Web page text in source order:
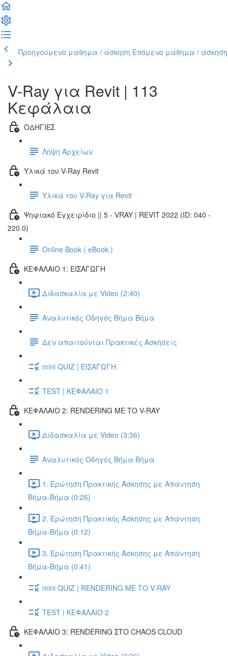
Προηγούμενο μάθημα / άσκηση Επόμενο μάθημα / άσκηση
V-Ray για Revit | 113
Κεφάλαια
ΟΔΗΓΙΕΣ
Λήψη Αρχείων
Υλικά του V-Ray Revit
Υλικά του V-Ray για Revit
Ψηφιακό Εγχειρίδιο || 5 - VRAY | REVIT 2022 (ID: 040 -
220.0)
Online Book ( eBook )
ΚΕΦΑΛΑΙΟ 1: ΕΙΣΑΓΩΓΗ
Διδασκαλία με Video (2:40)
Αναλυτικός Οδηγός Βήμα Βήμα
Δεν απαιτούνται Πρακτικές Ασκήσεις
mini QUIZ | ΕΙΣΑΓΩΓΗ
TEST | ΚΕΦΑΛΑΙΟ 1
ΚΕΦΑΛΑΙΟ 2: RENDERING ΜΕ ΤΟ V-RAY
Διδασκαλία με Video (3:36)
Αναλυτικός Οδηγός Βήμα Βήμα
1. Ερώτηση Πρακτικής Άσκησης με Απάντηση
Βήμα-Βήμα (0:26)
2. Ερώτηση Πρακτικής Άσκησης με Απάντηση
Βήμα-Βήμα (0:12)
3. Ερώτηση Πρακτικής Άσκησης με Απάντηση
Βήμα-Βήμα (0:41)
mini QUIZ | RENDERING ΜΕ ΤΟ V-RAY
TEST | ΚΕΦΑΛΑΙΟ 2
ΚΕΦΑΛΑΙΟ 3: RENDERING ΣΤΟ CHAOS CLOUD